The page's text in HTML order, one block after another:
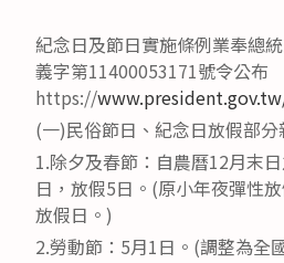
紀念日及節日實施條例業奉總
義字第11400053171號令公布
https://
(一)民俗節日、紀念日放假部分
1.除夕及春節：自農曆12月末
日，放假5日。(原小年夜彈性
放假日。)
2.勞動節：5月1日。(調整為全